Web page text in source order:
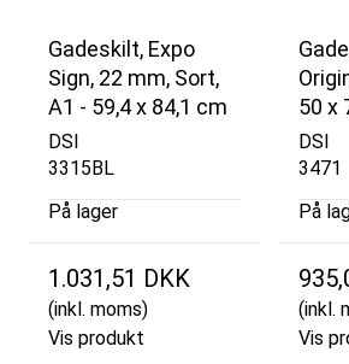
Gadeskilt, Expo
Sign, 22 mm, Sort,
A1 - 59,4 x 84,1 cm
DSI
3315BL
På lager
1.031,51 DKK
(inkl. moms)
Vis produkt
50 x
DSI
3471
På
(inkl.
Vis